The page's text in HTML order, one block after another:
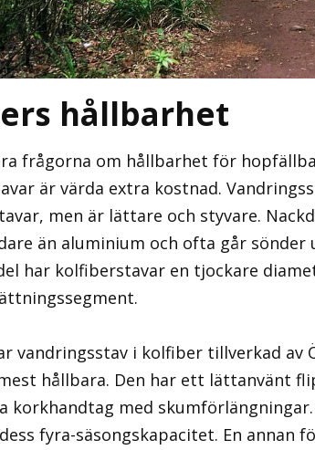
hållbarhet
frågorna om hållbarhet för
är värda extra kostnad.
men är lättare och styvare.
än aluminium och ofta går
har kolfiberstavar en tjockare
vandringsstav i kolfiber tillverkad av
hållbara. Den har ett lättanvänt
korkhandtag med
fyra-säsongskapacitet. En annan